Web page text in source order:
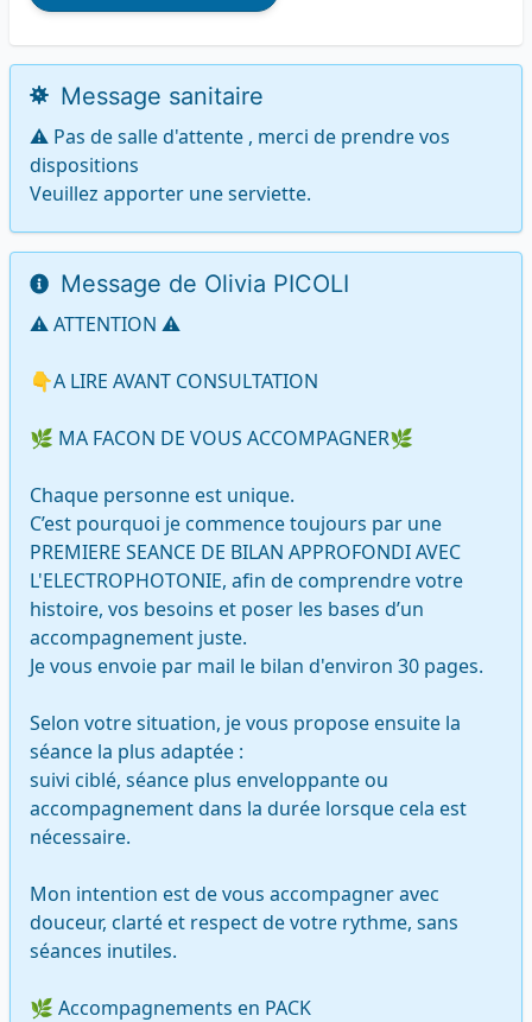
Message sanitaire
⚠️ Pas de salle d'attente , merci de prendre vos
dispositions
Veuillez apporter une serviette.
Message de Olivia PICOLI
⚠️ ATTENTION ⚠️
👇A LIRE AVANT CONSULTATION
🌿 MA FACON DE VOUS ACCOMPAGNER🌿
Chaque personne est unique.
C’est pourquoi je commence toujours par une
PREMIERE SEANCE DE BILAN APPROFONDI AVEC
L'ELECTROPHOTONIE, afin de comprendre votre
histoire, vos besoins et poser les bases d’un
accompagnement juste.
Je vous envoie par mail le bilan d'environ 30 pages.
Selon votre situation, je vous propose ensuite la
séance la plus adaptée :
suivi ciblé, séance plus enveloppante ou
accompagnement dans la durée lorsque cela est
nécessaire.
Mon intention est de vous accompagner avec
douceur, clarté et respect de votre rythme, sans
séances inutiles.
🌿 Accompagnements en PACK